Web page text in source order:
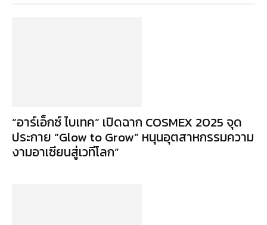
“อาร์เอ็กซ์ ไบเทค” เปิดฉาก COSMEX 2025 จุด
ประกาย “Glow to Grow” หนุนอุตสาหกรรมความ
งามอาเซียนสู่เวทีโลก”